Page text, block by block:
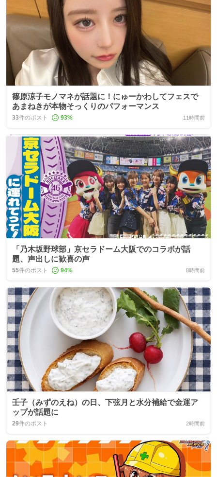
篠原涼子モノマネが話題に！にゅーかわしてフェスで
あまねきが本物そっくりのパフォーマンス
33件のポスト 93% 11時間前
「乃木坂野球部」京セラドーム大阪でのコラボが話
題、声出しに歓喜の声
55件のポスト 94% 8時間前
壬子（みずのえね）の日、下弦月と水分補給で金運ア
ップが話題に
29件のポスト 2時間前